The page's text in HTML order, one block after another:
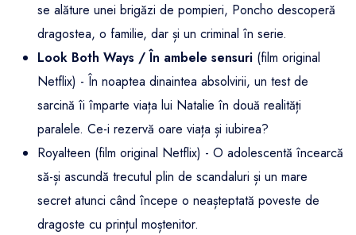
se alăture unei brigăzi de pompieri, Poncho descoperă
dragostea, o familie, dar și un criminal în serie.
Look Both Ways / În ambele sensuri (film original
Netflix) - În noaptea dinaintea absolvirii, un test de
sarcină îi împarte viața lui Natalie în două realități
paralele. Ce-i rezervă oare viața și iubirea?
Royalteen (film original Netflix) - O adolescentă încearcă
să-și ascundă trecutul plin de scandaluri și un mare
secret atunci când începe o neașteptată poveste de
dragoste cu prințul moștenitor.